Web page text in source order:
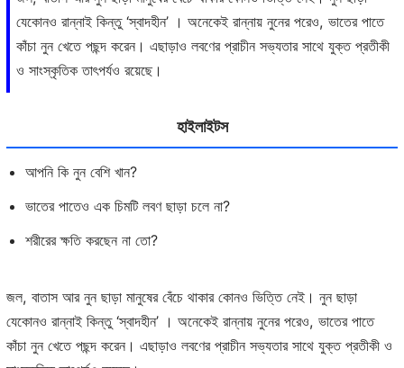
যেকোনও রান্নাই কিন্তু ‘স্বাদহীন’ । অনেকেই রান্নায় নুনের পরেও, ভাতের পাতে
কাঁচা নুন খেতে পছন্দ করেন। এছাড়াও লবণের প্রাচীন সভ্যতার সাথে যুক্ত প্রতীকী
ও সাংস্কৃতিক তাৎপর্যও রয়েছে।
হাইলাইটস
আপনি কি নুন বেশি খান?
ভাতের পাতেও এক চিমটি লবণ ছাড়া চলে না?
শরীরের ক্ষতি করছেন না তো?
জল, বাতাস আর নুন ছাড়া মানুষের বেঁচে থাকার কোনও ভিত্তি নেই। নুন ছাড়া
যেকোনও রান্নাই কিন্তু ‘স্বাদহীন’ । অনেকেই রান্নায় নুনের পরেও, ভাতের পাতে
কাঁচা নুন খেতে পছন্দ করেন। এছাড়াও লবণের প্রাচীন সভ্যতার সাথে যুক্ত প্রতীকী ও